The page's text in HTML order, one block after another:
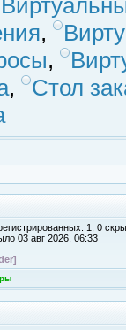
,
,
,
Стол
1, 0
03 авг 2026, 06:33